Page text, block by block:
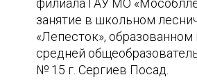
филиала ГАУ МО
занятие в школьном
«Лепесток», образованном
средней
№ 15 г. Сергиев Посад.